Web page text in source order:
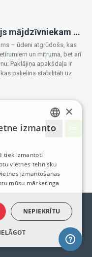
Pārvalks autosēdeklim-paklājs mājdzīvniekam 5403
– ūdeni atgrūdošs, kas
un mitruma, bet arī
Paklājiņa apakšdaļa ir
palielina stabilitāti uz
LATVIAN
ENGLISH
×
izmanto
tiek izmantoti
vietnes tehnisku
izmantošanas
mūsu mārketinga
NEPIEKRĪTU